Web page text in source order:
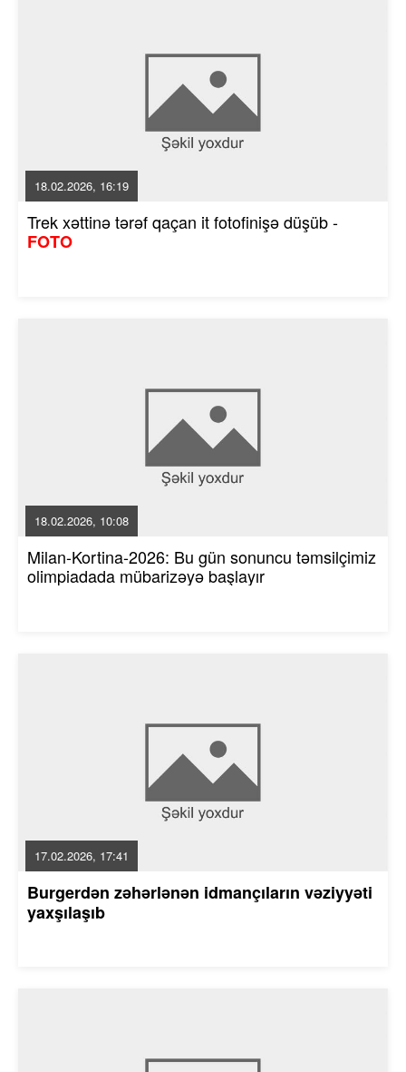
18.02.2026, 16:19
Trek xəttinə tərəf qaçan it fotofinişə düşüb -
FOTO
18.02.2026, 10:08
Milan-Kortina-2026: Bu gün sonuncu təmsilçimiz
olimpiadada mübarizəyə başlayır
17.02.2026, 17:41
Burgerdən zəhərlənən idmançıların vəziyyəti
yaxşılaşıb